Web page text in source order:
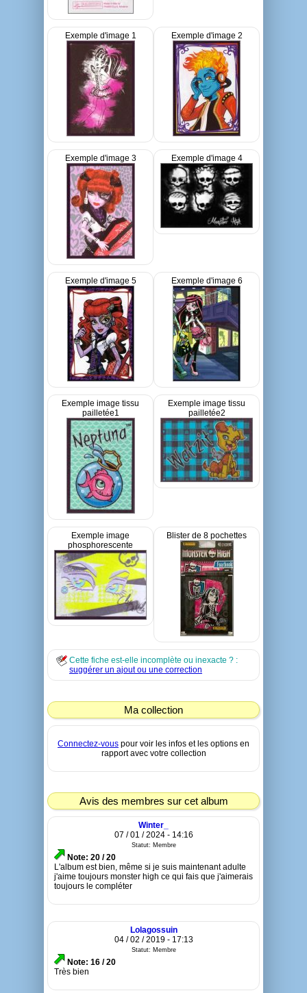
Exemple d'image 1 Exemple d'image 2
Exemple d'image 3 Exemple d'image 4
Exemple d'image 5 Exemple d'image 6
Exemple image tissu
pailletée1
Exemple image tissu
pailletée2
Exemple image
phosphorescente
Blister de 8 pochettes
Cette fiche est-elle incomplète ou inexacte ? :
suggérer un ajout ou une correction
Ma collection
Connectez-vous pour voir les infos et les options en
rapport avec votre collection
Avis des membres sur cet album
Winter_
07 / 01 / 2024 - 14:16
Statut: Membre
Note: 20 / 20
L'album est bien, même si je suis maintenant adulte
j'aime toujours monster high ce qui fais que j'aimerais
toujours le compléter
Lolagossuin
04 / 02 / 2019 - 17:13
Statut: Membre
Note: 16 / 20
Très bien